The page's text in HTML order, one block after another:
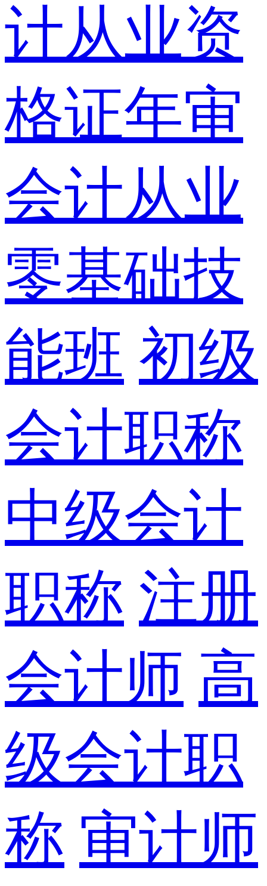
计从业资
格证年审
会计从业
零基础技
能班 初级
会计职称
中级会计
职称 注册
会计师 高
级会计职
称 审计师